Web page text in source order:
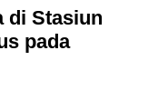
di Stasiun
pada